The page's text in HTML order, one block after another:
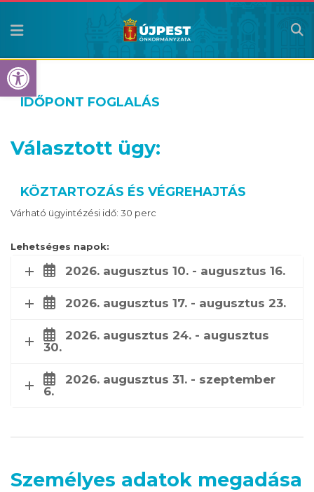
Eszköztár megnyitása
IDŐPONT FOGLALÁS
Választott ügy:
KÖZTARTOZÁS ÉS VÉGREHAJTÁS
Várható ügyintézési idő: 30 perc
Lehetséges napok:
2026. augusztus 10. - augusztus 16.
2026. augusztus 17. - augusztus 23.
2026. augusztus 24. - augusztus
30.
2026. augusztus 31. - szeptember
6.
Személyes adatok megadása